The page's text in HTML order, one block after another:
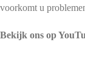
voorkomt u
Bekijk ons op